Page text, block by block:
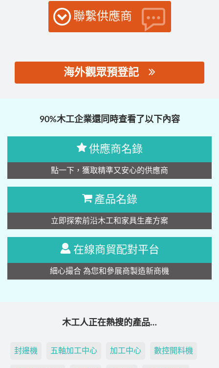
聯繫供應商
海外觀眾預登記
90%木工企業還同時查看了以下內容
供應商名錄
點一下，獲取精準又安心的供應商
產品名錄
立即探索前沿木工和家具生產方案
在線商貿配對平台
細心撮合 為您和參展商製造新商機
木工人正在熱搜的產品…
封邊機 五軸加工中心 加工中心 數控開料機